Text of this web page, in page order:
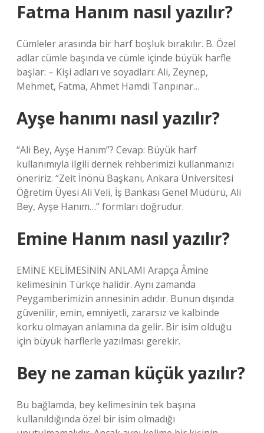
Fatma Hanım nasıl yazılır?
Cümleler arasında bir harf boşluk bırakılır. B. Özel
adlar cümle başında ve cümle içinde büyük harfle
başlar: – Kişi adları ve soyadları: Ali, Zeynep,
Mehmet, Fatma, Ahmet Hamdi Tanpınar…
Ayşe hanımı nasıl yazılır?
“Ali Bey, Ayşe Hanım”? Cevap: Büyük harf
kullanımıyla ilgili dernek rehberimizi kullanmanızı
öneririz. “Zeit İnönü Başkanı, Ankara Üniversitesi
Öğretim Üyesi Ali Veli, İş Bankası Genel Müdürü, Ali
Bey, Ayşe Hanım…” formları doğrudur.
Emine Hanım nasıl yazılır?
EMİNE KELİMESİNİN ANLAMI Arapça Âmine
kelimesinin Türkçe halidir. Aynı zamanda
Peygamberimizin annesinin adıdır. Bunun dışında
güvenilir, emin, emniyetli, zararsız ve kalbinde
korku olmayan anlamına da gelir. Bir isim olduğu
için büyük harflerle yazılması gerekir.
Bey ne zaman küçük yazılır?
Bu bağlamda, bey kelimesinin tek başına
kullanıldığında özel bir isim olmadığı